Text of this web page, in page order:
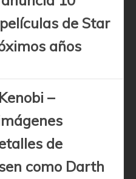
de Star
años
–
de
como Darth